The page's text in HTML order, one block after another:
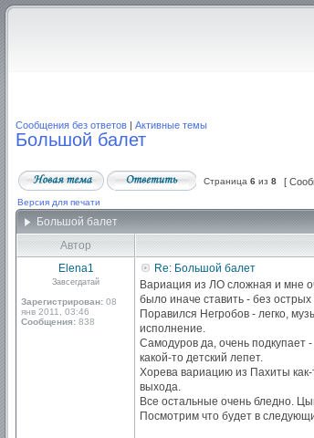
Сообщения без ответов | Активные темы
Большой балет
Страница 6 из 8 [
Версия для печати
Большой балет
Автор
Elena1
Завсегдатай
Зарегистрирован: 08
янв 2011, 03:46
Сообщения: 838
Re: Большой балет
Вариация из ЛО сложная и мне
было иначе ставить - без
Поравился Негробов - легко,
исполнение.
Самодуров да, очень подкупает
какой-то детский лепет.
Хорева вариацию из Пахиты
выхода.
Все остальные очень бледно.
Посмотрим что будет в